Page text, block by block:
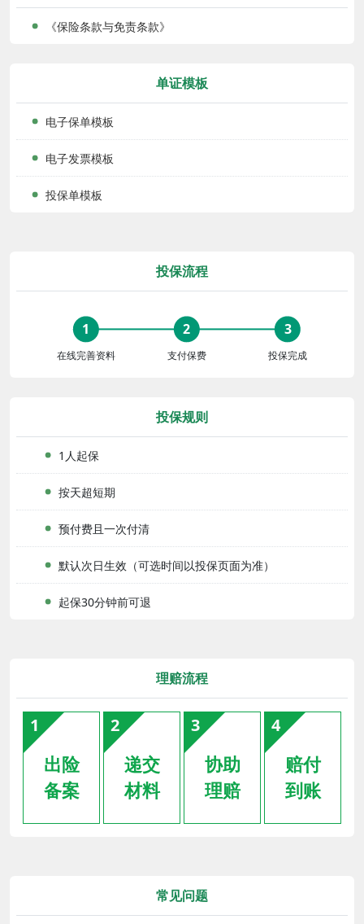
《保险条款与免责条款》
单证模板
电子保单模板
电子发票模板
投保单模板
投保流程
在线完善资料 支付保费 投保完成
投保规则
1人起保
按天超短期
预付费且一次付清
默认次日生效（可选时间以投保页面为准）
起保30分钟前可退
理赔流程
1
出险
备案
2
递交
材料
3
协助
理赔
4
赔付
到账
常见问题